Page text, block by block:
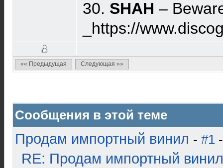
30. SHAH –
_https://
«« Предыдущая Следующая »»
Сообщения в этой теме
Продам импортный винил - #1
RE: Продам импортный винил